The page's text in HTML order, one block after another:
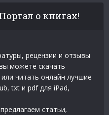
о книгах!
рецензии и отзывы
можете скачать
читать онлайн лучшие
txt и pdf для iPad,
статьи,